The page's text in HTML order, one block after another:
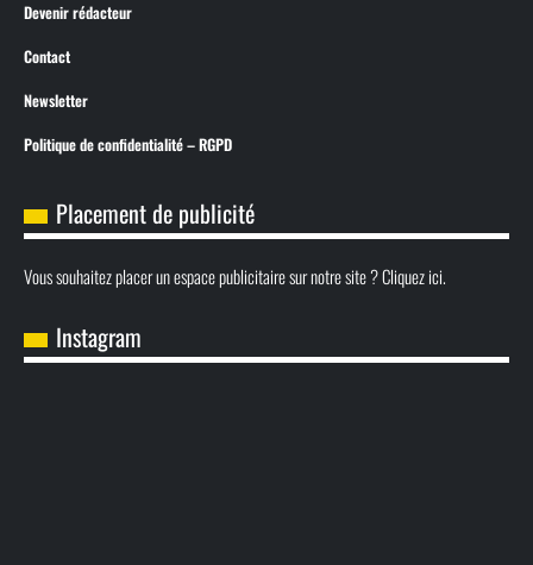
Devenir rédacteur
Contact
Newsletter
Politique de confidentialité – RGPD
Placement de publicité
Vous souhaitez placer un espace publicitaire sur notre site ? Cliquez ici.
Instagram